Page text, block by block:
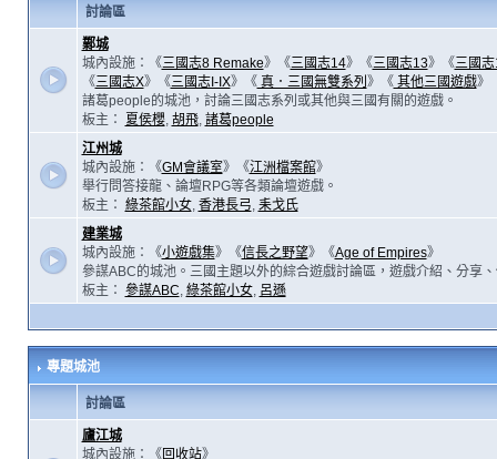
討論區
鄴城
城內設施：《三國志8 Remake》《三國志14》《三國志13》《三國
《三國志X》《三國志I-IX》《真．三國無雙系列 》《其他三國遊戲》
諸葛people的城池，討論三國志系列或其他與三國有關的遊戲。
板主：
夏侯櫻, 胡飛, 諸葛people
江州城
城內設施：《GM會議室》《江洲檔案館》
舉行問答接龍、論壇RPG等各類論壇遊戲。
板主： 綠茶館小女, 香港長弓, 耒戈氏
建業城
城內設施：《小遊戲集》《信長之野望》《Age of Empires》
參謀ABC的城池。三國主題以外的綜合遊戲討論區，遊戲介紹、分享
板主： 參謀ABC, 綠茶館小女, 呂遜
專題城池
討論區
廬江城
城內設施：《回收站》